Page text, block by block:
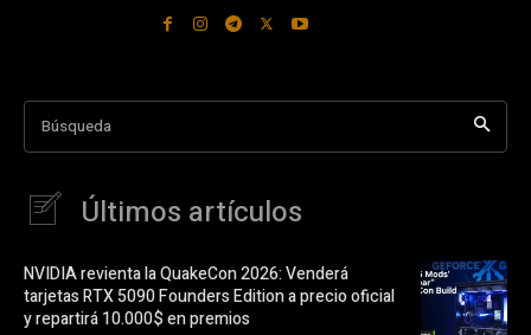
Búsqueda
Últimos artículos
NVIDIA revienta la QuakeCon 2026: Venderá
tarjetas RTX 5090 Founders Edition a precio oficial
y repartirá 10.000$ en premios